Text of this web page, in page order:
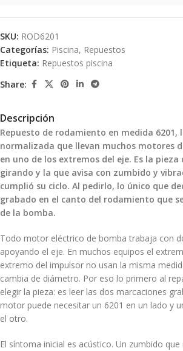
SKU: ROD6201
Categorías: Piscina, Repuestos
Etiqueta: Repuestos piscina
Share:
Descripción
Repuesto de rodamiento en medida 6201,
normalizada que llevan muchos motores
en uno de los extremos del eje. Es la pieza
girando y la que avisa con zumbido y
cumplió su ciclo. Al pedirlo, lo único que
grabado en el canto del rodamiento que
de la bomba.
Todo motor eléctrico de bomba trabaja con
apoyando el eje. En muchos equipos el
extremo del impulsor no usan la misma
cambia de diámetro. Por eso lo primero al
elegir la pieza: es leer las dos marcaciones
motor puede necesitar un 6201 en un lado y
el otro.
El síntoma inicial es acústico. Un zumbido